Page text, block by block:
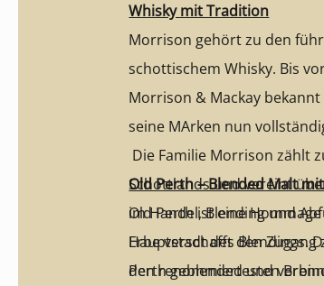
Whisky mit Tradition
Morrison gehört zu den
schottischem Whisky. Bis
Morrison & Mackay
seine MArken nun
Die Familie Morrison zählt
Schottlands und vereint
im Handel, Blending und
Erbe verschafft den
den renommiertesten
Old Perth – Blended Malt
Old Perth ist eine
Hauptstadt des Blendings.
Perth geblended und